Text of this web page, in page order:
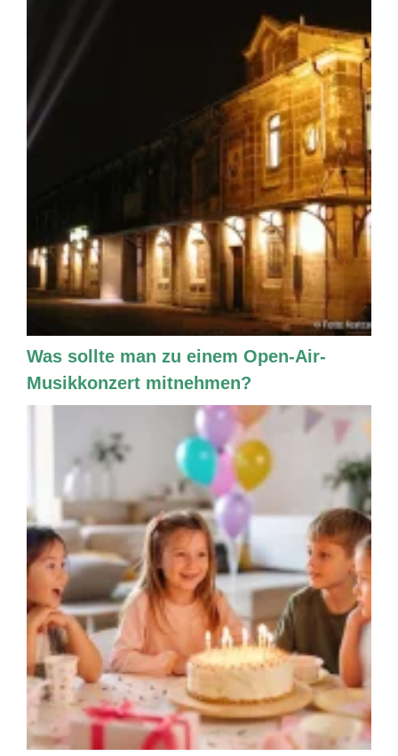
Was sollte man zu einem Open-Air-
Musikkonzert mitnehmen?